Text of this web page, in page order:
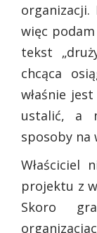
więc
tekst
chcąca
właśnie
ustalić, a
sposoby na
Właściciel
projektu z
Skoro